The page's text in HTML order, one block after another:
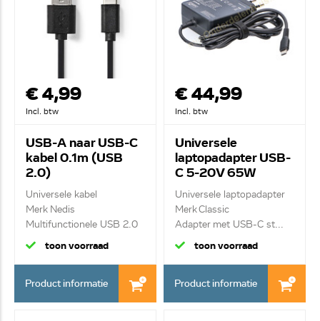
€ 4,99
Incl. btw
USB-A naar USB-C
kabel 0.1m (USB
2.0)
CCGB60600BK01
Universele kabel
Merk Nedis
Multifunctionele USB 2.0
kabel...
toon voorraad
Product informatie
€ 44,99
Incl. btw
Universele
laptopadapter USB-
C 5-20V 65W
3.25A
Universele laptopadapter
Merk Classic
Adapter met USB-C st...
toon voorraad
Product informatie